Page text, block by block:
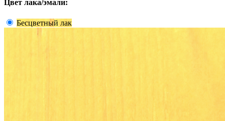
Цвет лака/эмали:
Бесцветный лак